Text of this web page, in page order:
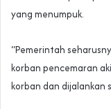
yang menumpuk.
“Pemerintah
korban pencemaran
korban dan dijalankan